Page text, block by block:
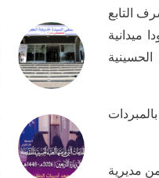
التابع
ميدانية
نصب خيمة كبيرة بمساحة (20×25 م) جهزت بالمبردات
الخدمية والأمنية، كم استلم (9) مدارس من مديرية